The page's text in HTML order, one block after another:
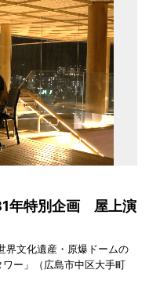
年特別企画 屋上演
界文化遺産・原爆ドームの
ー」（広島市中区大手町